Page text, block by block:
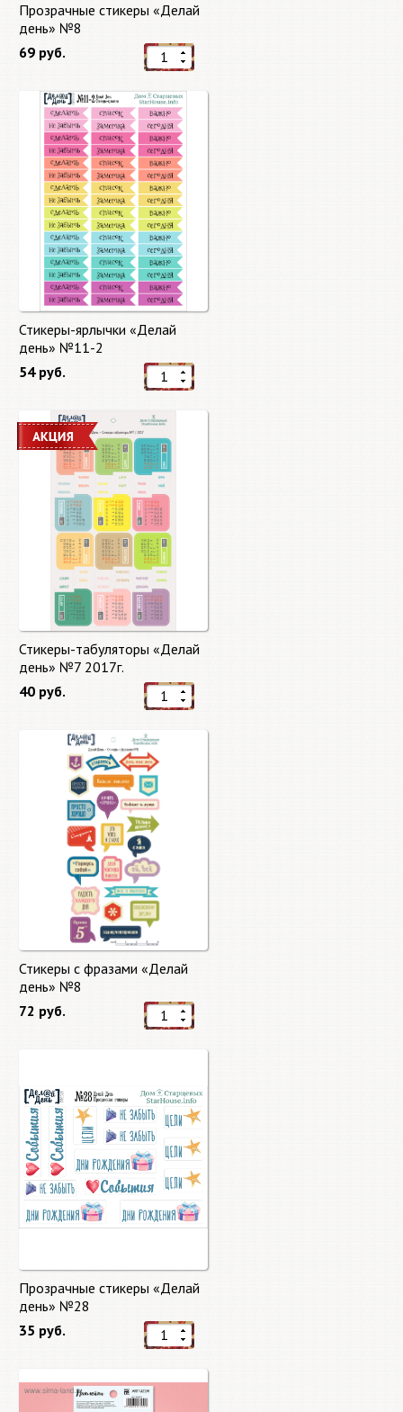
Прозрачные стикеры «Делай
день» №8
69 руб.
Стикеры-ярлычки «Делай
день» №11-2
54 руб.
Стикеры-табуляторы «Делай
день» №7 2017г.
40 руб.
Стикеры с фразами «Делай
день» №8
72 руб.
Прозрачные стикеры «Делай
день» №28
35 руб.